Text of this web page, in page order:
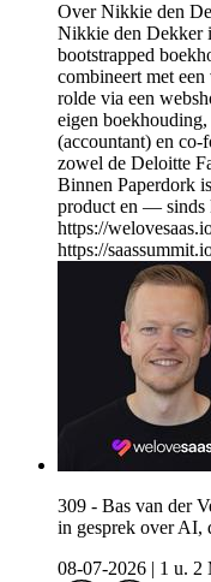
Over Nikkie den
Nikkie den Dekker
bootstrapped
combineert met
rolde via een
eigen
(accountant) en
zowel de Deloitte
Binnen Paperdork
product en —
https://
https://
309 - Bas van der
in gesprek over AI,
08-07-2026
1 u. 2